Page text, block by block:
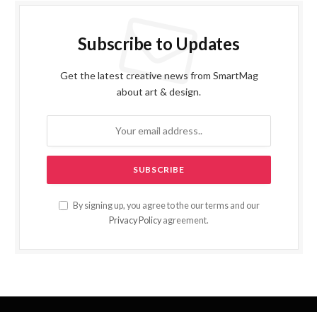
Subscribe to Updates
Get the latest creative news from SmartMag
about art & design.
By signing up, you agree to the our terms and our
Privacy Policy agreement.